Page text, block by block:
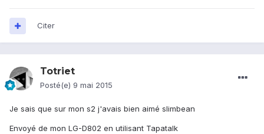
Citer
Totriet
Posté(e) 9 mai 2015
Je sais que sur mon s2 j'avais bien aimé slimbean
Envoyé de mon LG-D802 en utilisant Tapatalk